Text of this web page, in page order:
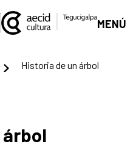
MENÚ
Historia de un árbol